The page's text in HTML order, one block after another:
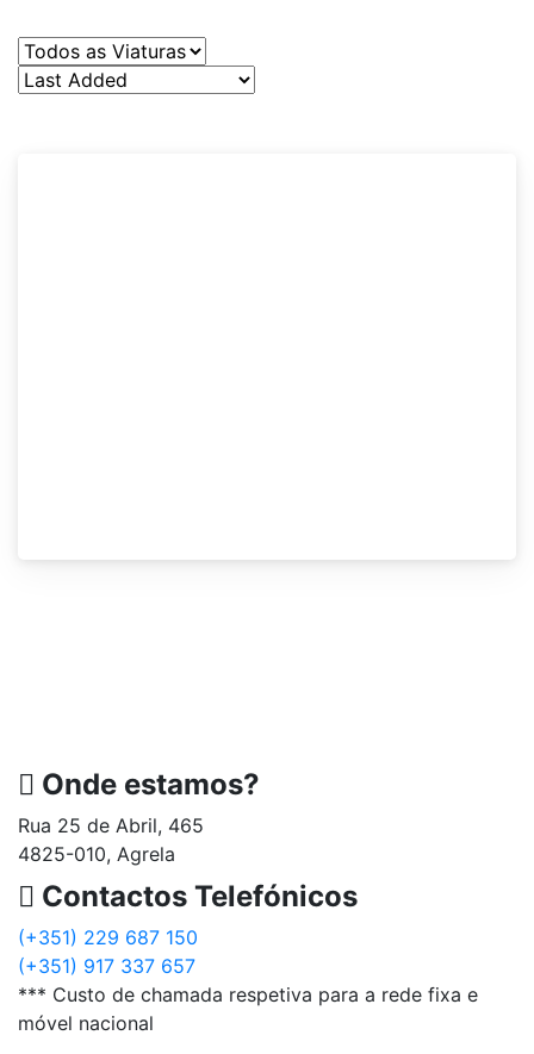
Onde estamos?
Rua 25 de Abril, 465
4825-010, Agrela
Contactos Telefónicos
(+351) 229 687 150
(+351) 917 337 657
*** Custo de chamada respetiva para a rede fixa e
móvel nacional